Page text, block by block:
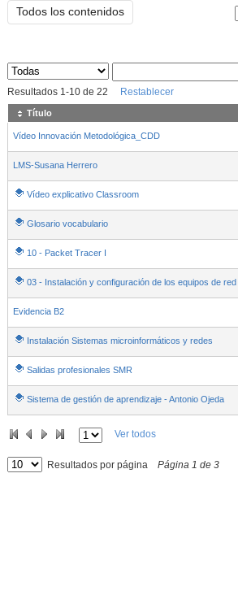
Todos los contenidos
Sus archivos
Resultados 1 -10de 22 Restablecer
Título
Vídeo Innovación Metodológica_CDD
LMS-Susana Herrero
Vídeo explicativo Classroom
Glosario vocabulario
10 - Packet Tracer I
03 - Instalación y configuración de los equipos de red
Evidencia B2
Instalación Sistemas microinformáticos y redes
Salidas profesionales SMR
Sistema de gestión de aprendizaje - Antonio Ojeda
Ver todos
Resultados por página Página 1 de 3